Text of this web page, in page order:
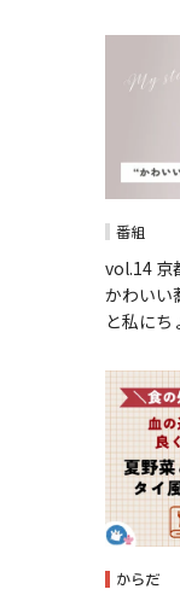
番組
vol.14 京
かわいい
と私にち
からだ